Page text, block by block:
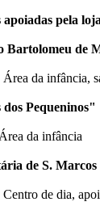
apoiadas pela
Bartolomeu de
da infância,
Pequeninos"
da infância
de S. Marcos
de dia,